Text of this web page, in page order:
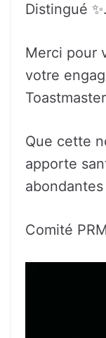
Distingué ✨.
Merci pour
votre
Que cette
apporte
Comité